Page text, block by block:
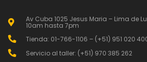
Av Cuba 1025 Jesus Maria – Lima de
10am hasta 7pm
Tienda: 01-766-1106 – (+51) 951 020
Servicio al taller: (+51) 970 385 262